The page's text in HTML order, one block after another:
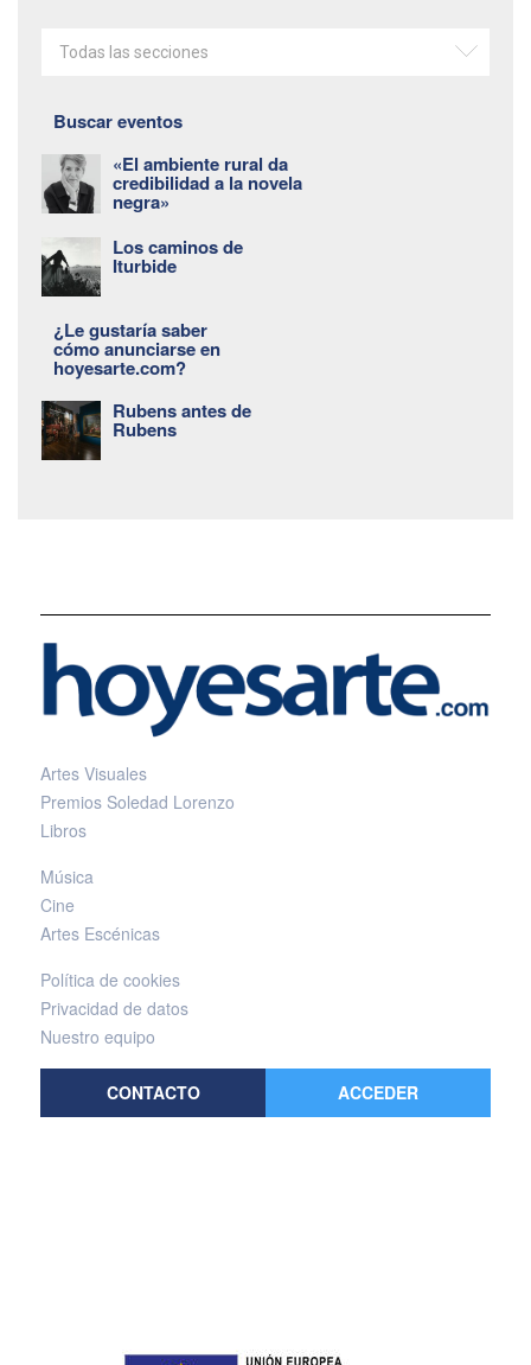
Todas las secciones
Buscar eventos
«El ambiente rural da
credibilidad a la novela
negra»
Los caminos de
Iturbide
¿Le gustaría saber
cómo anunciarse en
hoyesarte.com?
Rubens antes de
Rubens
Artes Visuales
Premios Soledad Lorenzo
Libros
Música
Cine
Artes Escénicas
Política de cookies
Privacidad de datos
Nuestro equipo
CONTACTO ACCEDER